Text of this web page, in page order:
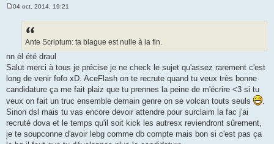
e
04 oct. 2014, 19:21
Ante Scriptum: ta blague est nulle à la fin.
nn él été draul
Salut merci à tous je précise je ne check le sujet qu'assez rarement c'est
long de venir fofo xD. AceFlash on te recrute quand tu veux très bonne
candidature ça me fait plaiz que tu prennes la peine de m'écrire <3 si tu
veux on fait un truc ensemble demain genre on se volcan touts seuls
.
Sinon dsl mais tu vas encore devoir attendre pour surclaim la fac j'ai
recruté dova et le temps qu'il soit kick les autresx reviendront sûrement,
je te soupconne d'avoir lebg comme db compte mais bon si c'est pas ça